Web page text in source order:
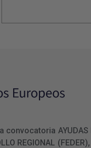
AYUDAS
REGIONAL